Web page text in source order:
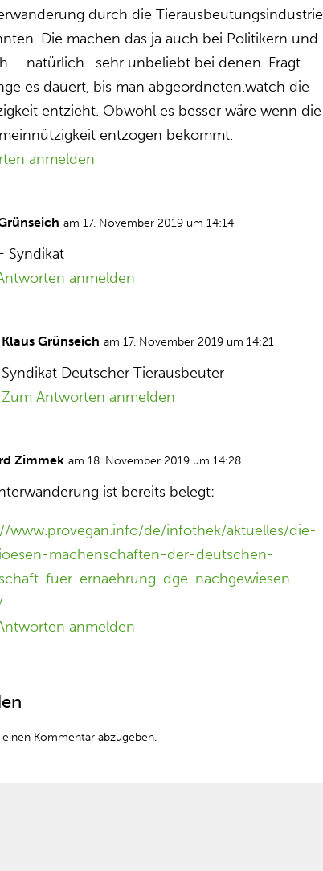
durch die Tierausbeutungsindustrie
Die machen das ja auch bei Politikern und
– natürlich- sehr unbeliebt bei denen. Fragt
es dauert, bis man abgeordneten.watch die
entzieht. Obwohl es besser wäre wenn die
entzogen bekommt.
anmelden
am 17. November 2019 um 14:14
Syndikat
anmelden
Klaus Grünseich am 17. November 2019 um 14:21
Syndikat Deutscher Tierausbeuter
Zum Antworten anmelden
Zimmek am 18. November 2019 um 14:28
ist bereits belegt:
www.provegan.info/de/infothek/aktuelles/die-
machenschaften-der-deutschen-
fuer-ernaehrung-dge-nachgewiesen-
anmelden
einen Kommentar abzugeben.